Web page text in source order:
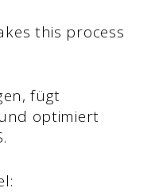
this process
fügt
optimiert